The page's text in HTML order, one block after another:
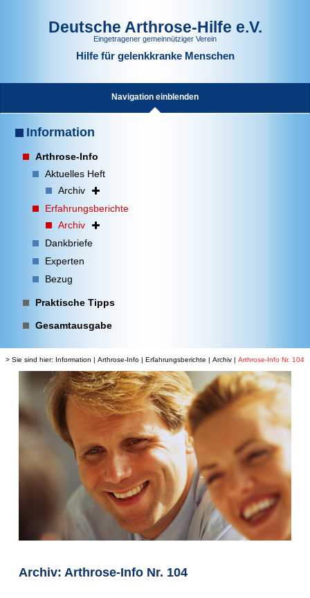
Deutsche Arthrose-Hilfe e.V.
Eingetragener gemeinnütziger Verein
Hilfe für gelenkkranke Menschen
Navigation einblenden
Information
Arthrose-Info
Aktuelles Heft
Archiv
Erfahrungsberichte
Archiv
Dankbriefe
Experten
Bezug
Praktische Tipps
Gesamtausgabe
> Sie sind hier: Information | Arthrose-Info | Erfahrungsberichte | Archiv | Arthrose-Info Nr. 104
Archiv: Arthrose-Info Nr. 104